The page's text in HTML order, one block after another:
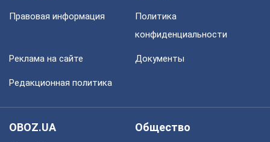
Правовая информация
Политика
конфиденциальности
Реклама на сайте Документы
Редакционная политика
OBOZ.UA
Общество